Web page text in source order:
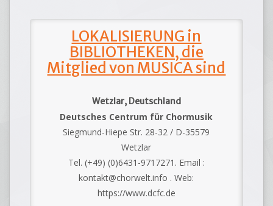
LOKALISIERUNG in
BIBLIOTHEKEN, die
Mitglied von MUSICA sind
Wetzlar, Deutschland
Deutsches Centrum für Chormusik
Siegmund-Hiepe Str. 28-32 / D-35579
Wetzlar
Tel. (+49) (0)6431-9717271. Email :
kontakt@chorwelt.info . Web:
https://www.dcfc.de